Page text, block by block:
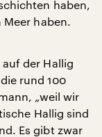
haben,
Meer haben.
der Hallig
rund 100
„weil wir
Hallig sind
Es gibt zwar